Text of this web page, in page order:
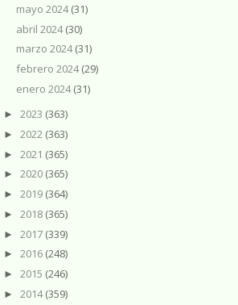
mayo 2024(31)
abril 2024(30)
marzo 2024(31)
febrero 2024(29)
enero 2024(31)
► 2023 (363)
► 2022 (363)
► 2021 (365)
► 2020 (365)
► 2019 (364)
► 2018 (365)
► 2017 (339)
► 2016 (248)
► 2015 (246)
► 2014(359)